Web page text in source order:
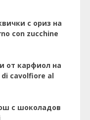
с ориз на
con zucchine
от карфиол на
cavolfiore al
с шоколадов